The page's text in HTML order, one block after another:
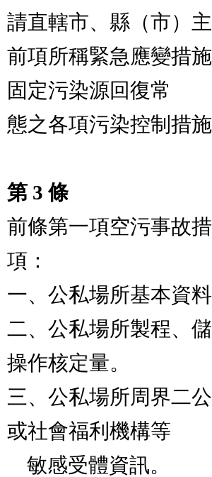
請直轄市、縣（市）
前項所稱緊急應變措
固定污染源回復常
態之各項污染控制措施
第 3 條
前條第一項空污事故
項：
一、公私場所基本資
二、公私場所製程、
操作核定量。
三、公私場所周界二
或社會福利機構等